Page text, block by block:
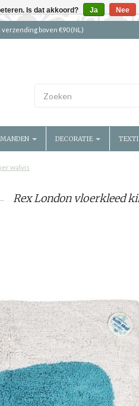
verzending boven €90 (NL)
MANDEN DECORATIE
walvis
Rex London vloerkleed
Is dat akkoord? Ja Nee